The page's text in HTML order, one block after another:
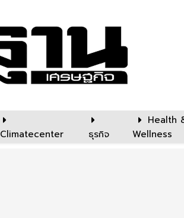
Climatecenter ธุรกิจ
Health
Wellness